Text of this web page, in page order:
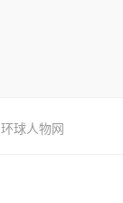
环球人物网